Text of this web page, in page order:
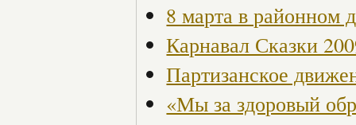
8 марта в районном
Карнавал Сказки
Партизанское
«Мы за здоровый